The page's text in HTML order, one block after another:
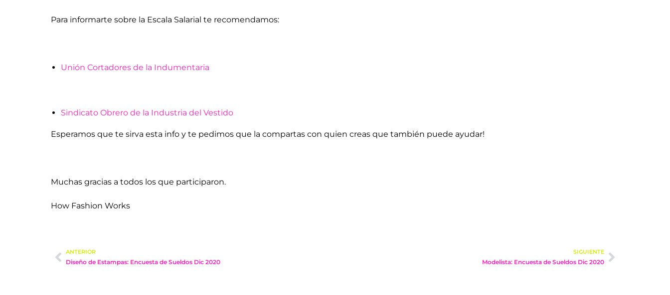
Para informarte sobre la Escala Salarial te recomendamos:
Unión Cortadores de la Indumentaria
Sindicato Obrero de la Industria del Vestido
Esperamos que te sirva esta info y te pedimos que la compartas con quien creas que también puede ayudar!
Muchas gracias a todos los que participaron.
How Fashion Works
ANTERIOR
Diseño de Estampas: Encuesta de Sueldos Dic 2020
SIGUIENTE
Modelista: Encuesta de Sueldos Dic 2020